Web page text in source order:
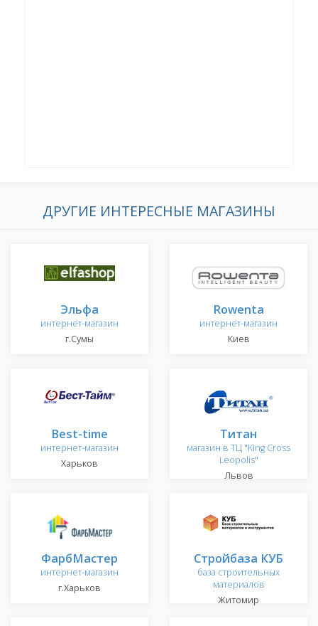
ДРУГИЕ ИНТЕРЕСНЫЕ МАГАЗИНЫ
Эльфа
интернет-магазин
г.Сумы
Rowenta
интернет-магазин
Киев
Best-time
интернет-магазин
Харьков
Титан
магазин в ТЦ "King Cross
Leopolis"
Львов
ФарбМастер
интернет-магазин
г.Харьков
Стройбаза КУБ
база строительных
материалов
Житомир